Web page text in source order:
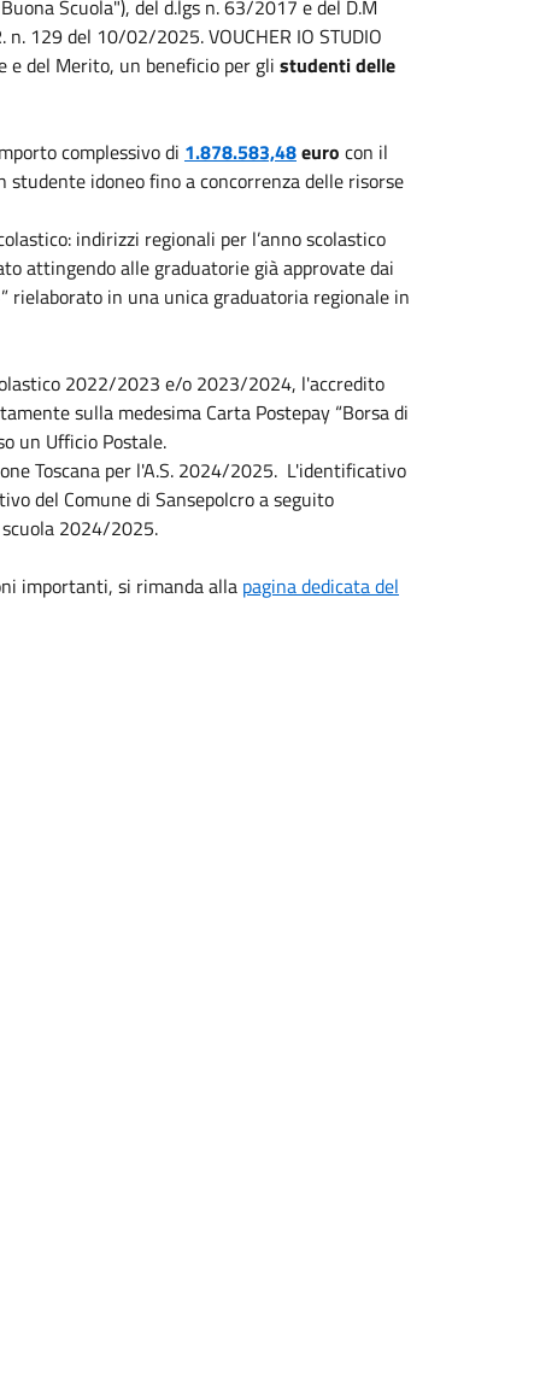
Scuola"), del d.lgs n. 63/2017 e del D.M
n. 129 del 10/02/2025. VOUCHER IO STUDIO
e del Merito, un beneficio per gli studenti delle
complessivo di 1.878.583,48euro con il
idoneo fino a concorrenza delle risorse
indirizzi regionali per l’anno scolastico
attingendo alle graduatorie già approvate dai
rielaborato in una unica graduatoria regionale in
2022/2023 e/o 2023/2024, l'accredito
sulla medesima Carta Postepay “Borsa di
un Ufficio Postale.
Toscana per l'A.S. 2024/2025. L'identificativo
del Comune di Sansepolcro a seguito
2024/2025.
importanti, si rimanda alla pagina dedicata del